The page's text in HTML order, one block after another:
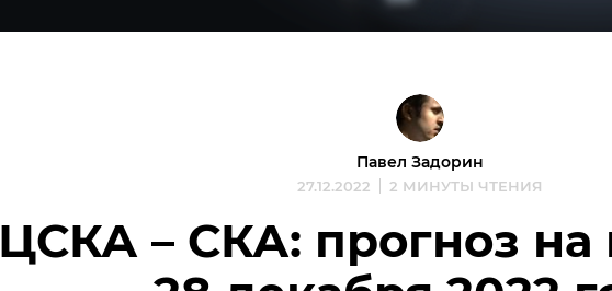
Павел Задорин
27.12.2022 2 МИНУТЫ ЧТЕНИЯ
ЦСКА – СКА: прогноз на